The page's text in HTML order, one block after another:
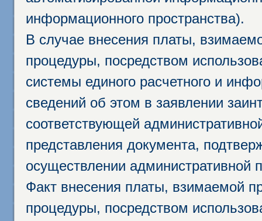
информационного пространства).
В случае внесения платы,
процедуры, посредством
системы единого расчетного и
сведений об этом в заявлении
соответствующей
представления документа,
осуществлении административной
Факт внесения платы, взимаемой
процедуры, посредством